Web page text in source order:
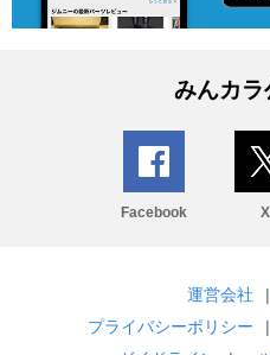
みんカ
Facebook X
運営会社 |
プライバシーポリシー
|